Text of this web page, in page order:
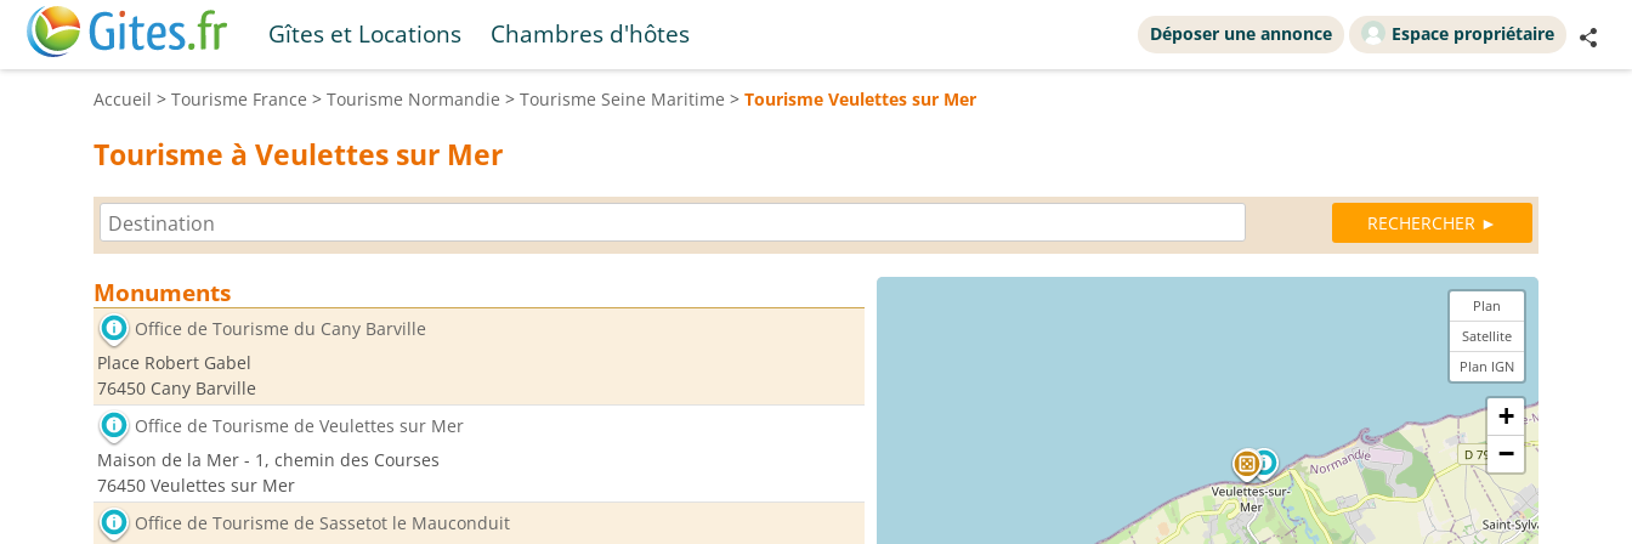
Gîtes et Locations Chambres d'hôtes Déposer une annonce Espace propriétaire
Accueil > Tourisme France > Tourisme Normandie > Tourisme Seine Maritime > Tourisme Veulettes sur Mer
Tourisme à Veulettes sur Mer
Monuments
Office de Tourisme du Cany Barville
Place Robert Gabel
76450 Cany Barville
Office de Tourisme de Veulettes sur Mer
Maison de la Mer - 1, chemin des Courses
76450 Veulettes sur Mer
Office de Tourisme de Sassetot le Mauconduit
Plan
Satellite
Plan IGN
+
−